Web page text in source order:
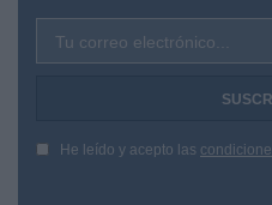
Tu correo electrónico...
He leído y acepto las